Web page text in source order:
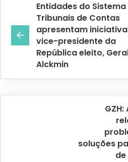
Entidades do Sistema
Tribunais de Contas
apresentam
vice-presidente da
República eleito,
Alckmin
soluções